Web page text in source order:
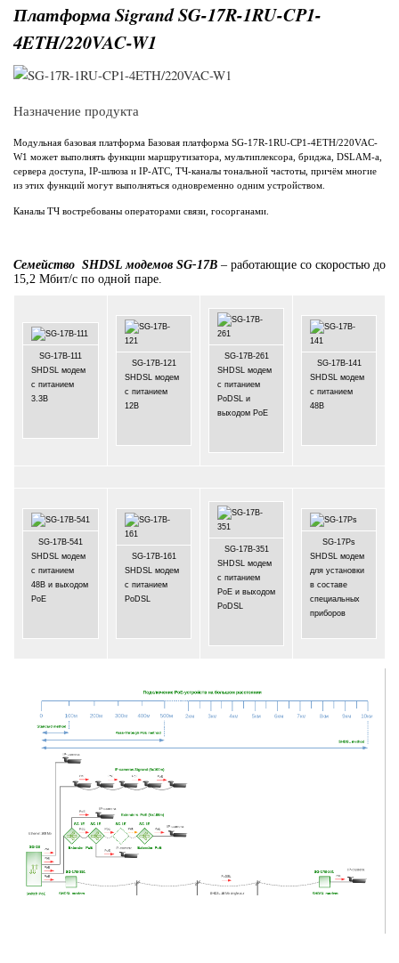
Платформа Sigrand SG-17R-1RU-CP1-
4ETH/220VAC-W1
Назначение продукта
Модульная базовая платформа Базовая платформа SG-17R-1RU-CP1-4ETH/220VAC-
W1 может выполнять функции маршрутизатора, мультиплексора, бриджа, DSLAM-а,
сервера доступа, IP-шлюза и IP-АТС, ТЧ-каналы тональной частоты, причём многие
из этих функций могут выполняться одновременно одним устройством.
Каналы ТЧ востребованы операторами связи, госорганами.
Семейство SHDSL модемов SG-17B – работающие со скоростью до
15,2 Мбит/с по одной паре.
SG-17B-111
SHDSL модем
с питанием
3.3В
SG-17B-121
SHDSL модем
с питанием
12В
SG-17B-261
SHDSL модем
с питанием
PoDSL и
выходом PoE
SG-17B-141
SHDSL модем
с питанием
48В
SG-17B-541
SHDSL модем
с питанием
48В и выходом
PoE
SG-17B-161
SHDSL модем
с питанием
PoDSL
SG-17B-351
SHDSL модем
с питанием
PoE и выходом
PoDSL
SG-17Ps
SHDSL модем
для установки
в составе
специальных
приборов